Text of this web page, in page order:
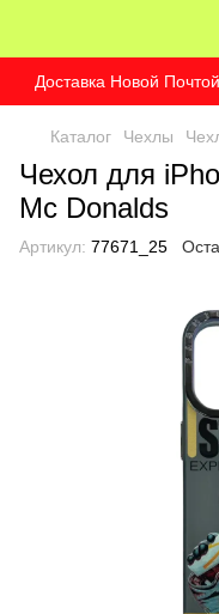
Доставка Новой
Каталог Чехлы
Чехол для
Mc Donalds
Артикул: 77671_25